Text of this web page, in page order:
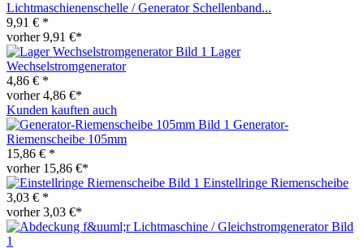
Lichtmaschienenschelle / Generator Schellenband...
9,91 € *
vorher 9,91 €*
Lager
Wechselstromgenerator
4,86 € *
vorher 4,86 €*
Kunden kauften auch
Generator-
Riemenscheibe 105mm
15,86 € *
vorher 15,86 €*
Einstellringe Riemenscheibe
3,03 € *
vorher 3,03 €*